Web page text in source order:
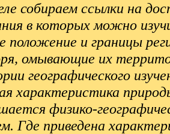
собираем ссылки на
в которых можно
положение и границы
омывающие их
географического
характеристика
физико-
Где приведена